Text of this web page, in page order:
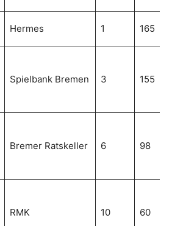
Hermes 1 165
Spielbank Bremen 3 155
Bremer Ratskeller 6 98
RMK 10 60